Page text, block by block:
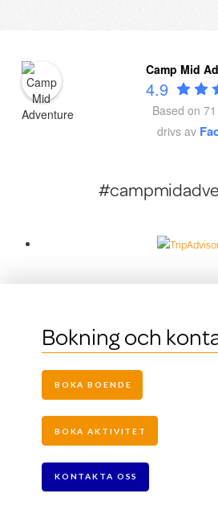
Camp Mid
4.9
Based on
drivs av
Bokning och
BOKA BOENDE
BOKA AKTIVITET
KONTAKTA OSS